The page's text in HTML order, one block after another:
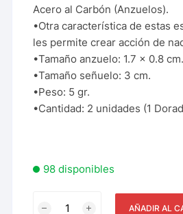
Acero al Carbón (Anzuelos).
•Otra característica de estas
les permite crear acción de
•Tamaño anzuelo: 1.7 x 0.8 cm.
•Tamaño señuelo: 3 cm.
•Peso: 5 gr.
•Cantidad: 2 unidades (1
98 disponibles
AÑADIR AL